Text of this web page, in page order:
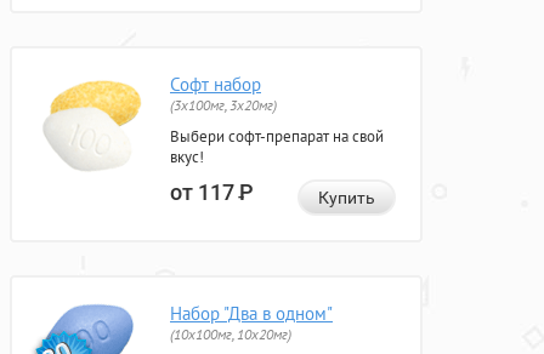
Софт набор
(3x100мг, 3x20мг)
Выбери софт-препарат на свой
вкус!
от 117Р Купить
Набор "Два в одном"
(10x100мг, 10x20мг)